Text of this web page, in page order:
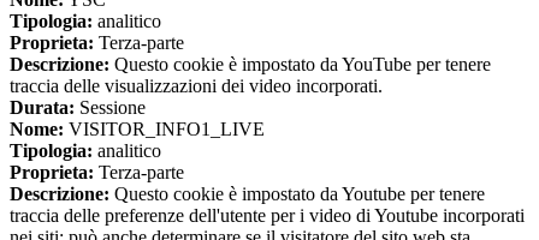
Tipologia: analitico
Proprieta: Terza-parte
Descrizione: Questo cookie è impostato da YouTube per tenere
traccia delle visualizzazioni dei video incorporati.
Durata: Sessione
Nome: VISITOR_INFO1_LIVE
Tipologia: analitico
Proprieta: Terza-parte
Descrizione: Questo cookie è impostato da Youtube per tenere
traccia delle preferenze dell'utente per i video di Youtube incorporati